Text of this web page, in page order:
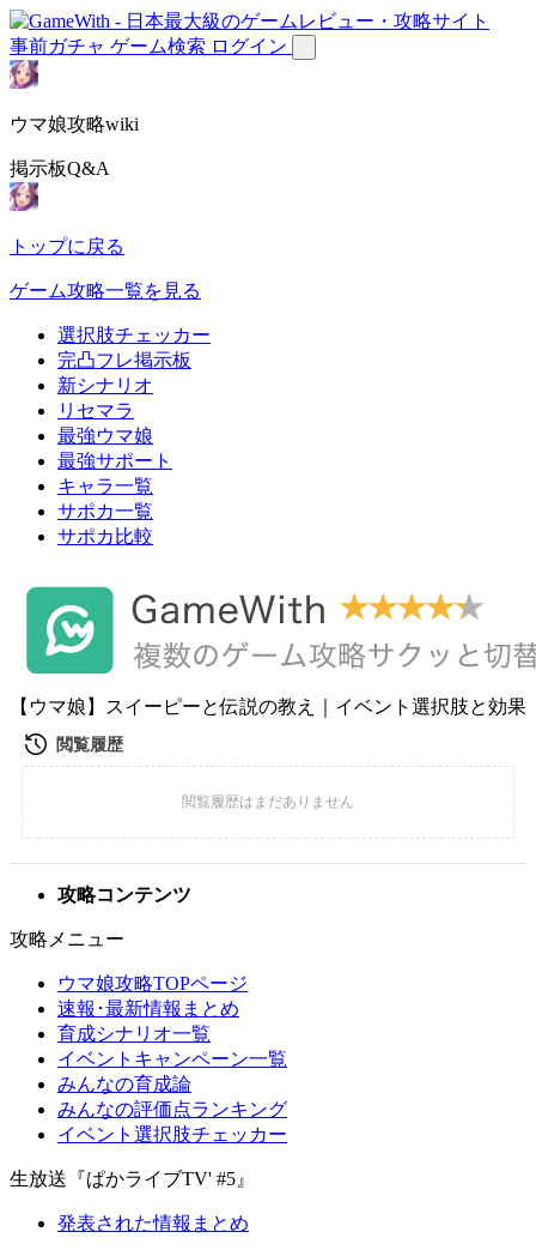
事前ガチャ ゲーム検索 ログイン
ウマ娘攻略wiki
掲示板Q&A
トップに戻る
ゲーム攻略一覧を見る
選択肢チェッカー
完凸フレ掲示板
新シナリオ
リセマラ
最強ウマ娘
最強サポート
キャラ一覧
サポカ一覧
サポカ比較
【ウマ娘】スイーピーと伝説の教え｜イベント選択肢と効果
攻略コンテンツ
攻略メニュー
ウマ娘攻略TOPページ
速報･最新情報まとめ
育成シナリオ一覧
イベントキャンペーン一覧
みんなの育成論
みんなの評価点ランキング
イベント選択肢チェッカー
生放送『ぱかライブTV' #5』
発表された情報まとめ